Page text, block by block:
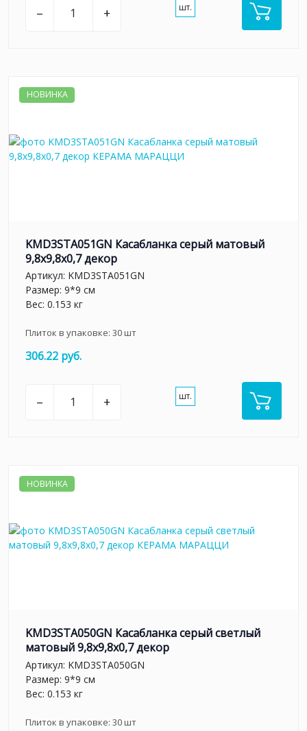
– + шт.
НОВИНКА
KMD3STA051GN Касабланка серый матовый
9,8x9,8x0,7 декор
Артикул: KMD3STA051GN
Размер: 9*9 см
Вес: 0.153 кг
Плиток в упаковке: 30шт
306.22 руб.
– + шт.
НОВИНКА
KMD3STA050GN Касабланка серый светлый
матовый 9,8x9,8x0,7 декор
Артикул: KMD3STA050GN
Размер: 9*9 см
Вес: 0.153 кг
Плиток в упаковке: 30шт